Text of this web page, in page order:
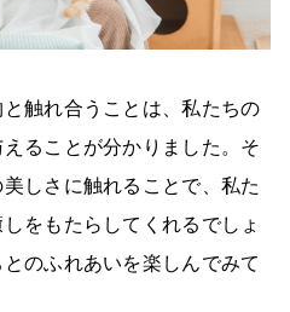
触れ合うことは、私たちの
ることが分かりました。そ
しさに触れることで、私た
をもたらしてくれるでしょ
のふれあいを楽しんでみて